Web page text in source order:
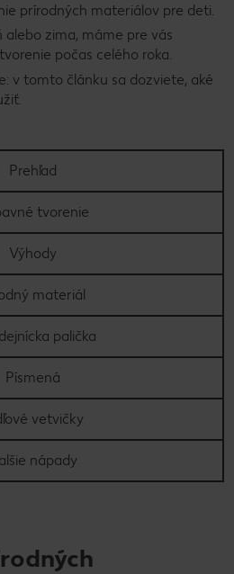
prírodných materiálov pre deti.
alebo zima, máme pre vás
počas celého roka.
v tomto článku sa dozviete, aké
Prehľad
tvorenie
Výhody
materiál
palička
Písmená
vetvičky
nápady